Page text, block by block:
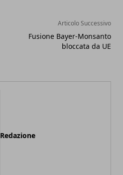
Articolo Successivo
Fusione Bayer-Monsanto
bloccata da UE
Redazione